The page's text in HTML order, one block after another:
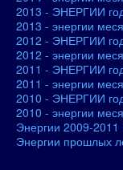
2013 - ЭНЕРГИИ
2013 - энергии
2012 - ЭНЕРГИИ
2012 - энергии
2011 - ЭНЕРГИИ
2011 - энергии
2010 - ЭНЕРГИИ
2010 - энергии
Энергии 2009-2011
Энергии прошлых